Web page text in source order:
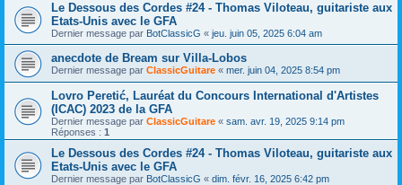
Le Dessous des Cordes #24 - Thomas Viloteau, guitariste aux
Etats-Unis avec le GFA
Dernier message par BotClassicG « jeu. juin 05, 2025 6:04 am
anecdote de Bream sur Villa-Lobos
Dernier message par ClassicGuitare « mer. juin 04, 2025 8:54 pm
Lovro Peretić, Lauréat du Concours International d'Artistes
(ICAC) 2023 de la GFA
Dernier message par ClassicGuitare « sam. avr. 19, 2025 9:14 pm
Réponses : 1
Le Dessous des Cordes #24 - Thomas Viloteau, guitariste aux
Etats-Unis avec le GFA
Dernier message par BotClassicG « dim. févr. 16, 2025 6:42 pm